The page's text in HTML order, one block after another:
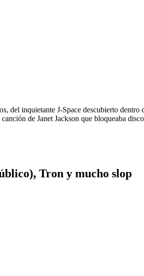
del inquietante J-Space descubierto
de Janet Jackson que bloqueaba
Tron y mucho slop